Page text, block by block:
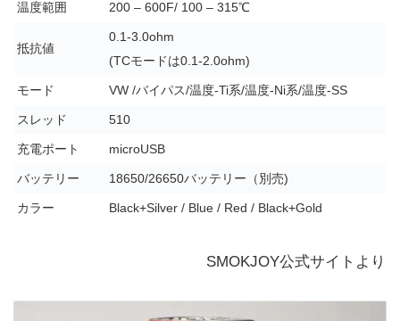
温度範囲 200 – 600F/ 100 – 315℃
抵抗値
0.1-3.0ohm
(TCモードは0.1-2.0ohm)
モード VW /バイパス/温度-Ti系/温度-Ni系/温度-SS
スレッド 510
充電ポート microUSB
バッテリー 18650/26650バッテリー（別売)
カラー Black+Silver / Blue / Red / Black+Gold
SMOKJOY公式サイトより